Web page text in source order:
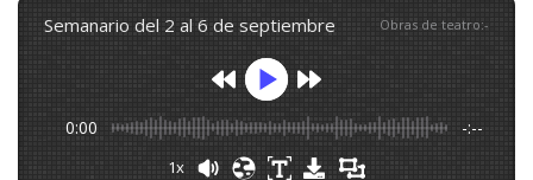
semanario del 2 al 6 de septiembre Obras de teatro:-
0:00 -:--
1x